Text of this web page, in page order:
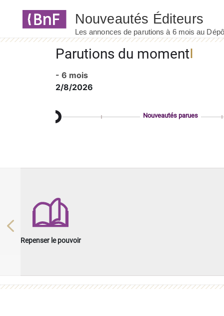
Parutions du moment
- 6 mois
2/8/2026
Nouveautés parues
Repenser le pouvoir
Previous